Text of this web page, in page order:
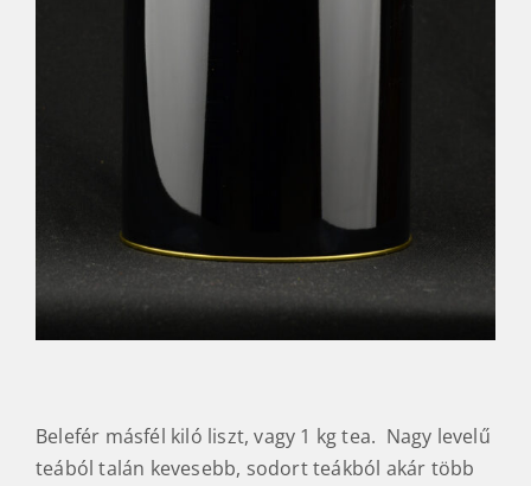
Belefér másfél kiló liszt, vagy 1 kg tea. Nagy levelű
teából talán kevesebb, sodort teákból akár több